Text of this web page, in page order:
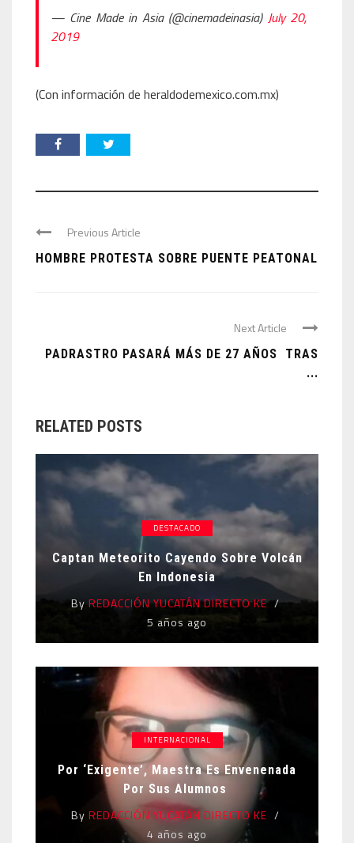
— Cine Made in Asia (@cinemadeinasia) July 20,
2019
(Con información de heraldodemexico.com.mx)
Previous Article
HOMBRE PROTESTA SOBRE PUENTE PEATONAL
Next Article
PADRASTRO PASARÁ MÁS DE 27 AÑOS TRAS
...
RELATED POSTS
DESTACADO
Captan Meteorito Cayendo Sobre Volcán
En Indonesia
ByREDACCIÓN YUCATÁN DIRECTO KE
5 años ago
INTERNACIONAL
Por ‘exigente’, Maestra Es Envenenada
Por Sus Alumnos
By REDACCIÓN YUCATÁN DIRECTO KE
4 años ago